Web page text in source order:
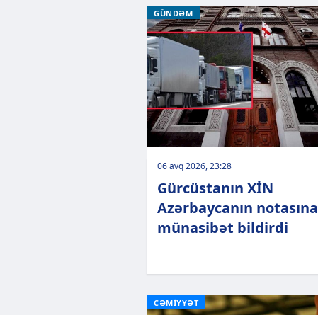
GÜNDƏM
06 avq 2026, 23:28
Gürcüstanın XİN
Azərbaycanın notasına
münasibət bildirdi
CƏMİYYƏT